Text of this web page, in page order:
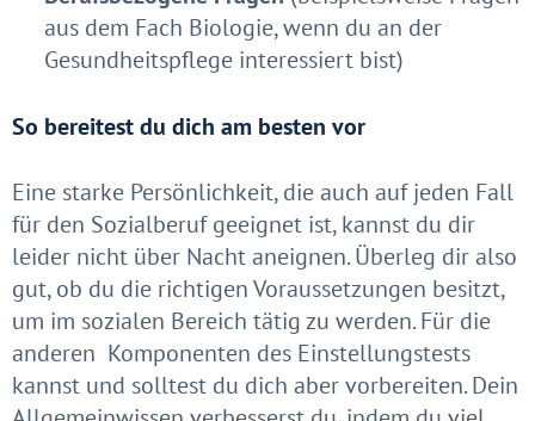
aus dem Fach Biologie, wenn du an der
Gesundheitspflege interessiert bist)
So bereitest du dich am besten vor
Eine starke Persönlichkeit, die auch auf jeden Fall
für den Sozialberuf geeignet ist, kannst du dir
leider nicht über Nacht aneignen. Überleg dir also
gut, ob du die richtigen Voraussetzungen besitzt,
um im sozialen Bereich tätig zu werden. Für die
anderen Komponenten des Einstellungstests
kannst und solltest du dich aber vorbereiten. Dein